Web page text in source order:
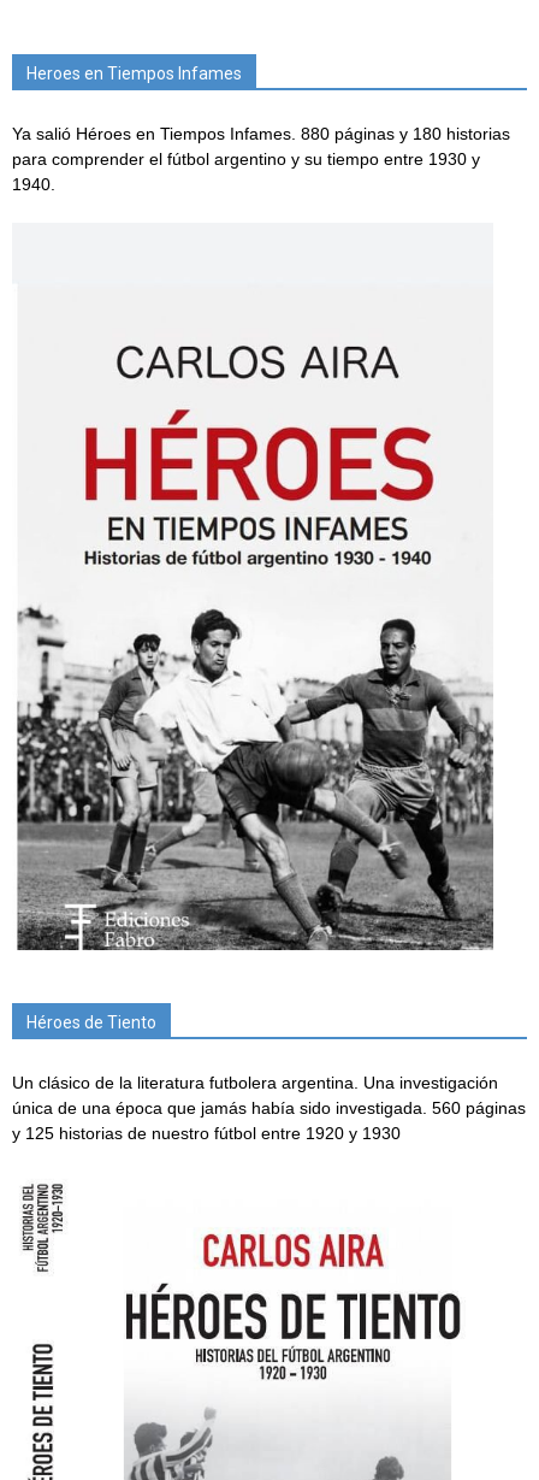
Heroes en Tiempos Infames
Ya salió Héroes en Tiempos Infames. 880 páginas y 180 historias
para comprender el fútbol argentino y su tiempo entre 1930 y
1940.
Héroes de Tiento
Un clásico de la literatura futbolera argentina. Una investigación
única de una época que jamás había sido investigada. 560 páginas
y 125 historias de nuestro fútbol entre 1920 y 1930